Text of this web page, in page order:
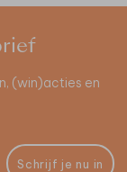
(win)acties en
Schrijf je nu in